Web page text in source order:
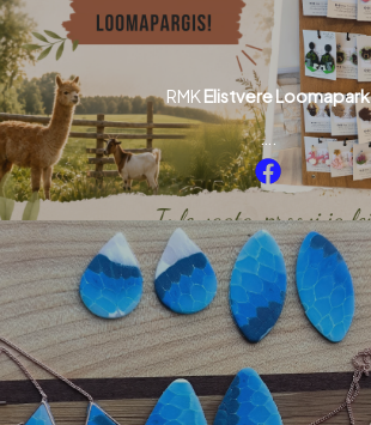
RMK Elistvere Loomapark
….